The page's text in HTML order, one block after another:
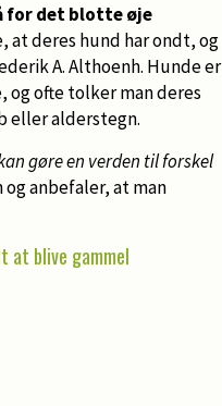
for det blotte øje
at deres hund har ondt, og
A. Althoenh. Hunde er
og ofte tolker man deres
eller alderstegn.
gøre en verden til forskel
og anbefaler, at man
at blive gammel